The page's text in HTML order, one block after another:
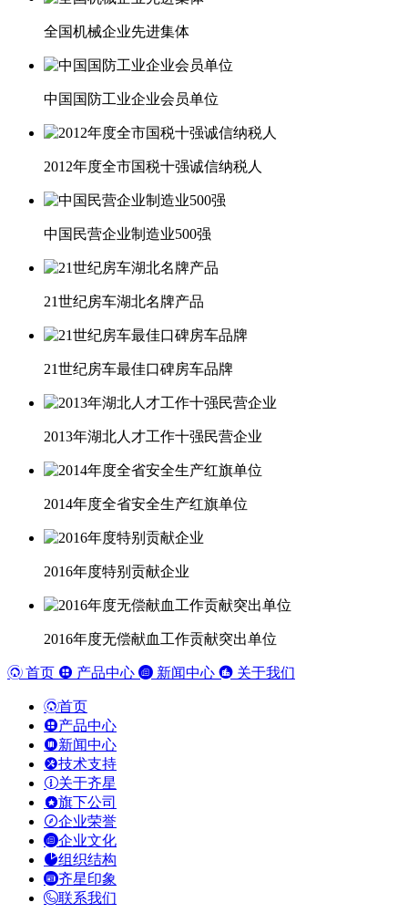
全国机械企业先进集体
中国国防工业企业会员单位
2012年度全市国税十强诚信纳税人
中国民营企业制造业500强
21世纪房车湖北名牌产品
21世纪房车最佳口碑房车品牌
2013年湖北人才工作十强民营企业
2014年度全省安全生产红旗单位
2016年度特别贡献企业
2016年度无偿献血工作贡献突出单位
首页 产品中心 新闻中心 关于我们
首页
产品中心
新闻中心
技术支持
关于齐星
旗下公司
企业荣誉
企业文化
组织结构
齐星印象
联系我们